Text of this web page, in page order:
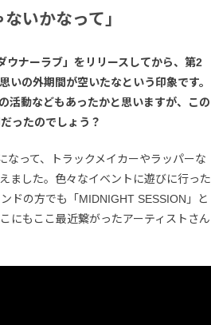
いかなって」
ナーラブ」をリリースしてから、第2
の外期間が空いたなという印象です。
活動などもあったかと思いますが、この
ったのでしょう？
なって、トラックメイカーやラッパーな
ました。色々なイベントに遊びに行った
ドの方でも「MIDNIGHT SESSION」と
にもここ最近繋がったアーティストさん